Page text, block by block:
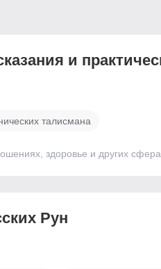
и
талисмана
здоровье и других
Рун